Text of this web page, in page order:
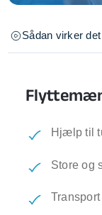
Sådan virker det
Hjælp til
Store og